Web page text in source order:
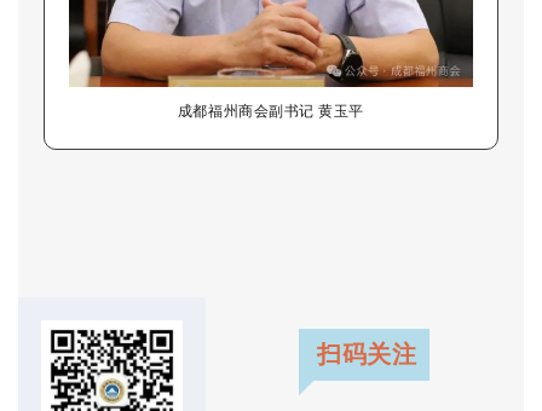
成都福州商会副书记 黄玉平
扫码关注